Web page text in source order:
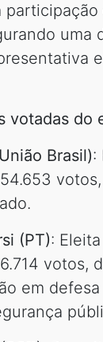
uma
votadas do
Brasil):
(PT):
votos,
em